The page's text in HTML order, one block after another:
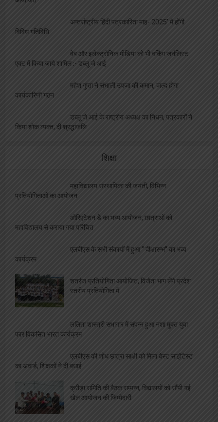
अन्तर्राष्ट्रीय हिंदी पत्रकारिता माह- 2025′ में होंगी
विविध गतिविधि
वेब और इलेक्ट्रोनिक मीडिया को भी वर्किंग जर्नलिस्ट
एक्ट में किया जाये शामिल :- डब्लू जे आई
महेश गुप्ता ने संभाली उपजा की कमान, जल्द होगा
कार्यकारिणी गठन
डब्लू जे आई के राष्ट्रीय अध्यक्ष का निधन, पत्रकारों ने
किया शोक व्यक्त, दी श्रद्धांजलि
शिक्षा
महाविद्यालय संस्थापिका की जयंती, विभिन्न
प्रतियोगिताओं का आयोजन
ओरिएंटेशन डे का भब्य आयोजन, छात्राओं को
महाविद्यालय से कराया गया परिचित
एलबीएस के सभी संकायों में हुआ ” दीक्षारम्भ” का भव्य
कार्यक्रम
शतरंज प्रतियोगिता आयोजित, विजेता भाग लेंगे प्रदेश
स्तरीय प्रतियोगिता में
ललिता शास्त्री सभागार में संपन्न हुआ नशा मुक्त युवा
फार विकसित भारत कार्यक्रम
एलबीएस की शोध छात्रा साक्षी को मिला बेस्ट साइंटिस्ट
का अवार्ड, शिक्षकों ने दी बधाई
क्रीड़ा समिति की बैठक सम्पन्न, विद्यालयों को सौंपी गई
खेल आयोजन की जिम्मेदारी